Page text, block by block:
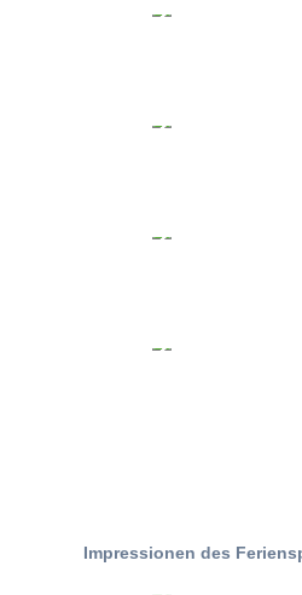
Impressionen des